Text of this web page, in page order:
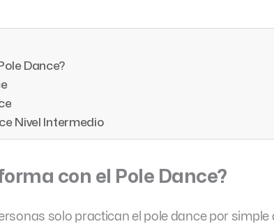
Dance?
Nivel Intermedio
con el Pole Dance?
solo practican el pole dance por simple